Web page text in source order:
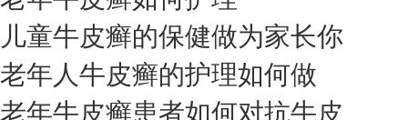
儿童牛皮癣的保健做为家长你
老年人牛皮癣的护理如何做
老年牛皮癣患者如何对抗牛皮